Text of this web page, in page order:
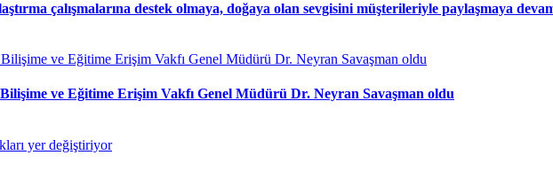
çalışmalarına destek olmaya, doğaya olan sevgisini müşterileriyle paylaşmaya
ve Eğitime Erişim Vakfı Genel Müdürü Dr. Neyran Savaşman oldu